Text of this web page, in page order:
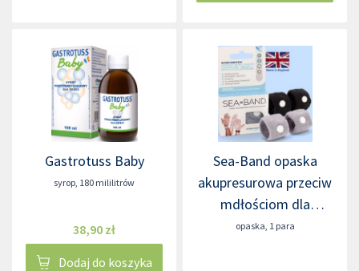
Gastrotuss Baby
syrop 180 mililitrów
38,90 zł
Dodaj do koszyka
Sea-Band opaska
akupresurowa przeciw
mdłościom dla
dorosłych
opaska 1 para